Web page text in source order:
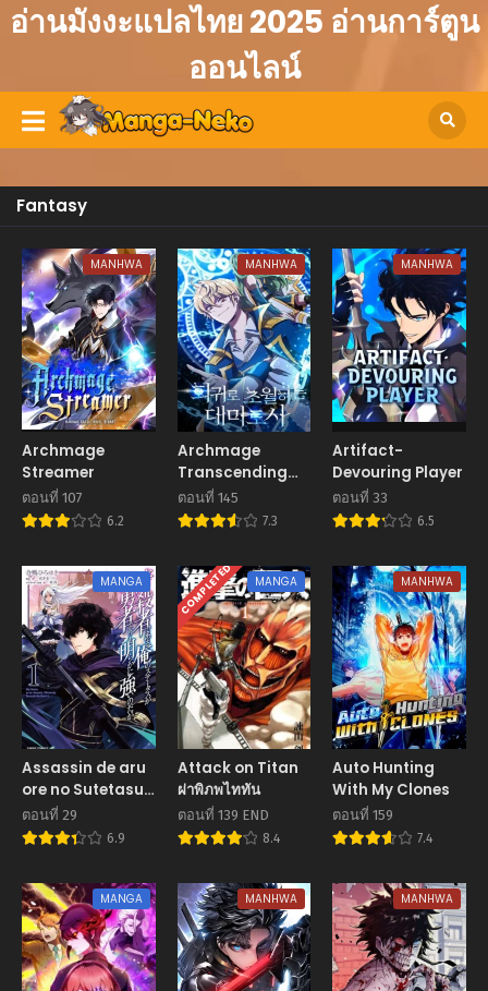
อ่านมังงะแปลไทย 2025 อ่านการ์ตูน
ออนไลน์
Fantasy
MANHWA
Archmage
Streamer
ตอนที่ 107
6.2
MANHWA
Archmage
Transcending
Through
Regression
ตอนที่ 145
7.3
MANHWA
Artifact-
Devouring Player
ตอนที่ 33
6.5
MANGA
Assassin de aru
ore no Sutetasu
ga Yuusha yori
mo Akiraka ni
ตอนที่ 29
6.9
COMPLETED MANGA
Attack on Titan
ผ่าพิภพไททัน
ตอนที่ 139 END
8.4
MANHWA
Auto Hunting
With My Clones
ตอนที่ 159
7.4
MANGA MANHWA MANHWA